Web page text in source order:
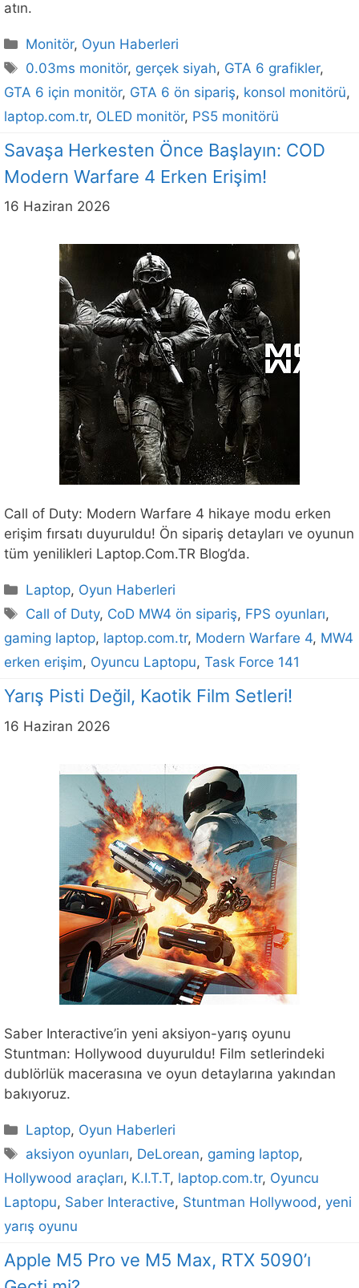
atın.
Kategoriler
Monitör, Oyun Haberleri
Etiketler
0.03ms monitör, gerçek siyah, GTA 6 grafikler,
GTA 6 için monitör, GTA 6 ön sipariş, konsol monitörü,
laptop.com.tr, OLED monitör, PS5 monitörü
Savaşa Herkesten Önce Başlayın: COD
Modern Warfare 4 Erken Erişim!
16 Haziran 2026
Call of Duty: Modern Warfare 4 hikaye modu erken
erişim fırsatı duyuruldu! Ön sipariş detayları ve oyunun
tüm yenilikleri Laptop.Com.TR Blog’da.
Kategoriler
Laptop, Oyun Haberleri
Etiketler
Call of Duty, CoD MW4 ön sipariş, FPS oyunları,
gaming laptop, laptop.com.tr, Modern Warfare 4, MW4
erken erişim, Oyuncu Laptopu, Task Force 141
Yarış Pisti Değil, Kaotik Film Setleri!
16 Haziran 2026
Saber Interactive’in yeni aksiyon-yarış oyunu
Stuntman: Hollywood duyuruldu! Film setlerindeki
dublörlük macerasına ve oyun detaylarına yakından
bakıyoruz.
Kategoriler
Laptop, Oyun Haberleri
Etiketler
aksiyon oyunları, DeLorean, gaming laptop,
Hollywood araçları, K.I.T.T, laptop.com.tr, Oyuncu
Laptopu, Saber Interactive, Stuntman Hollywood , yeni
yarış oyunu
Apple M5 Pro ve M5 Max, RTX 5090’ı